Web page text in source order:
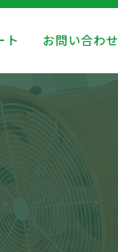
ト お問い合わせ